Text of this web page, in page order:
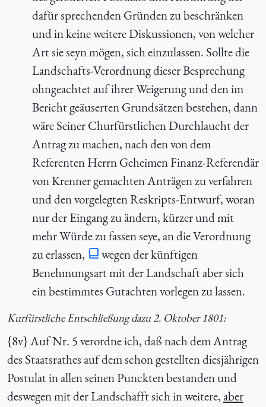
dafür sprechenden Gründen zu beschränken
und in keine weitere Diskussionen, von welcher
Art sie seyn mögen, sich einzulassen. Sollte die
Landschafts-Verordnung dieser Besprechung
ohngeachtet auf ihrer Weigerung und den im
Bericht geäuserten Grundsätzen bestehen, dann
wäre Seiner Churfürstlichen Durchlaucht der
Antrag zu machen, nach den von dem
Referenten Herrn Geheimen Finanz-Referendär
von Krenner gemachten Anträgen zu verfahren
und den vorgelegten Reskripts-Entwurf, woran
nur der Eingang zu ändern, kürzer und mit
mehr Würde zu fassen seye, an die Verordnung
zu erlassen,
wegen der künftigen
Benehmungsart mit der Landschaft aber sich
ein bestimmtes Gutachten vorlegen zu lassen.
Kurfürstliche Entschließung dazu 2. Oktober 1801:
{8v} Auf Nr. 5 verordne ich, daß nach dem Antrag
des Staatsrathes auf dem schon gestellten diesjährigen
Postulat in allen seinen Punckten bestanden und
deswegen mit der Landschafft sich in weitere,aber